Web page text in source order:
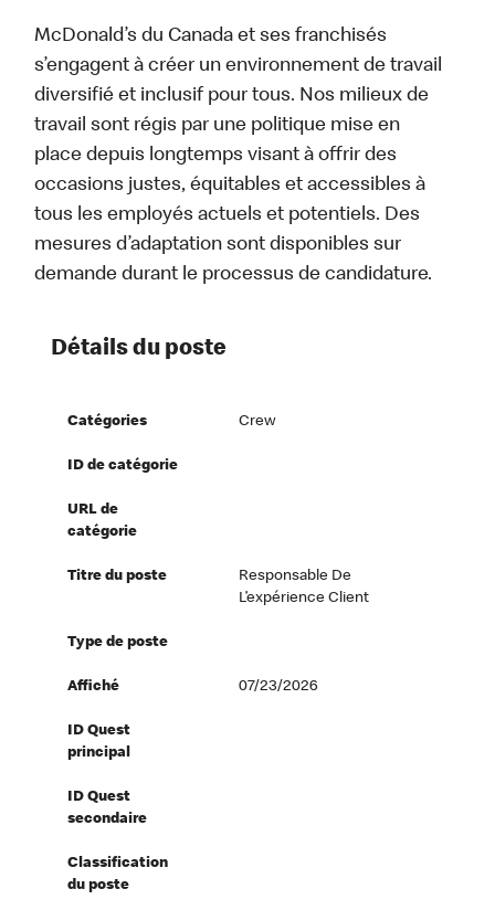
McDonald’s du Canada et ses franchisés
s’engagent à créer un environnement de travail
diversifié et inclusif pour tous. Nos milieux de
travail sont régis par une politique mise en
place depuis longtemps visant à offrir des
occasions justes, équitables et accessibles à
tous les employés actuels et potentiels. Des
mesures d’adaptation sont disponibles sur
demande durant le processus de candidature.
Détails du poste
Catégories Crew
ID de catégorie
URL de
catégorie
Titre du poste
Responsable De
L’expérience Client
Type de poste
Affiché 07/23/2026
ID Quest
principal
ID Quest
secondaire
Classification
du poste